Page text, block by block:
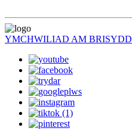
YMCHWILIAD AM BRISYDD